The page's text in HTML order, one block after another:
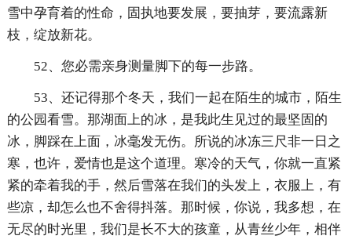
雪中孕育着的性命，固执地要发展，要抽芽，要流露新
枝，绽放新花。
52、您必需亲身测量脚下的每一步路。
53、还记得那个冬天，我们一起在陌生的城市，陌生
的公园看雪。那湖面上的冰，是我此生见过的最坚固的
冰，脚踩在上面，冰毫发无伤。所说的冰冻三尺非一日之
寒，也许，爱情也是这个道理。寒冷的天气，你就一直紧
紧的牵着我的手，然后雪落在我们的头发上，衣服上，有
些凉，却怎么也不舍得抖落。那时候，你说，我多想，在
无尽的时光里，我们是长不大的孩童，从青丝少年，相伴